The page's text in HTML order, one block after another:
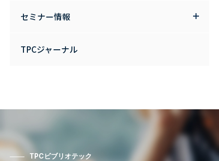
セミナー情報
TPCジャーナル
TPCビブリオテック